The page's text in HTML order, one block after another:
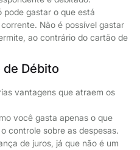
pode gastar o que está
Não é possível gastar
ao contrário do cartão de
de Débito
vantagens que atraem os
você gasta apenas o que
controle sobre as despesas.
de juros, já que não é um